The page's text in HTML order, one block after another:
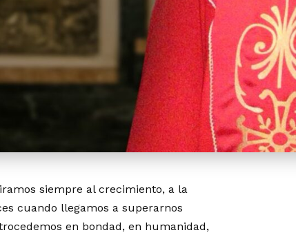
siempre al crecimiento, a la
cuando llegamos a superarnos
en bondad, en humanidad,